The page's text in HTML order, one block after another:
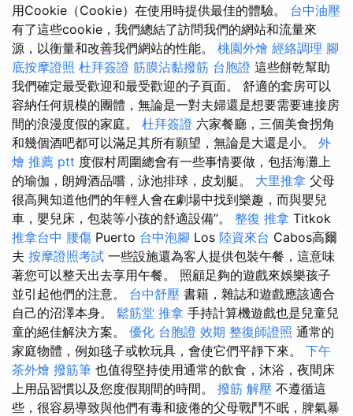
用Cookie（Cookie）在使用時提供最佳的體驗。 台中油壓
有了這些cookie，我們總結了訪問我們的網站和流量來
源，以衡量和改善我們網站的性能。 桃園外燴 經絡調理 腳
底按摩證照 杜拜簽證 筋膜沾黏撥筋 台胞證 這些餅乾幫助
我們確定最受歡迎和最受歡迎的子頁面。 舒適的套房可以
容納任何規模的團體，無論是一對夫婦還是想要需要連接房
間的浪漫度假的家庭。 杜拜簽證 六家餐廳，三個美食拐角
和幾個酒吧都可以滿足其所有願望，無論是大還是小。 外
燴 推薦 ptt 度假村周圍總會有一些事情要做，包括海灘上
的瑜伽，朗姆酒品嚐，泳池排球，皮划艇。 大里推拿 父母
很高興知道他們的年輕人會在劇場中找到樂趣，而與嬰兒
車，嬰兒床，包裝等小孩的舒適設備”。 整復 推拿 Titkok
推拿台中 腰傷 Puerto 台中泡腳 Los 陸資來台 Cabos高爾
夫 按摩證照考試 一些設施還為客人提供包裝午餐，這意味
著您可以整天出去享用午餐。 照顧足夠的遊戲來娛樂孩子
並引起他們的注意。 台中舒壓 書籍，雜誌和遊戲應該適合
自己的沼澤本身。 鬆筋堂 推拿 手持計算機遊戲也是兒童兒
童的絕佳解決方案。 優化 台胞證 效期 整復師證照 通常的
家庭物體，例如毯子或軟玩具，會使它們平靜下來。 下午
茶外燴 撥筋筆 也值得堅持使用通常的飲食，沐浴，夜間床
上用品習慣以及您度假期間的時間。 撥筋 解壓 不遵循這
些，很容易導致與他們有毒和疲倦的父母戰鬥不眠，脾氣暴